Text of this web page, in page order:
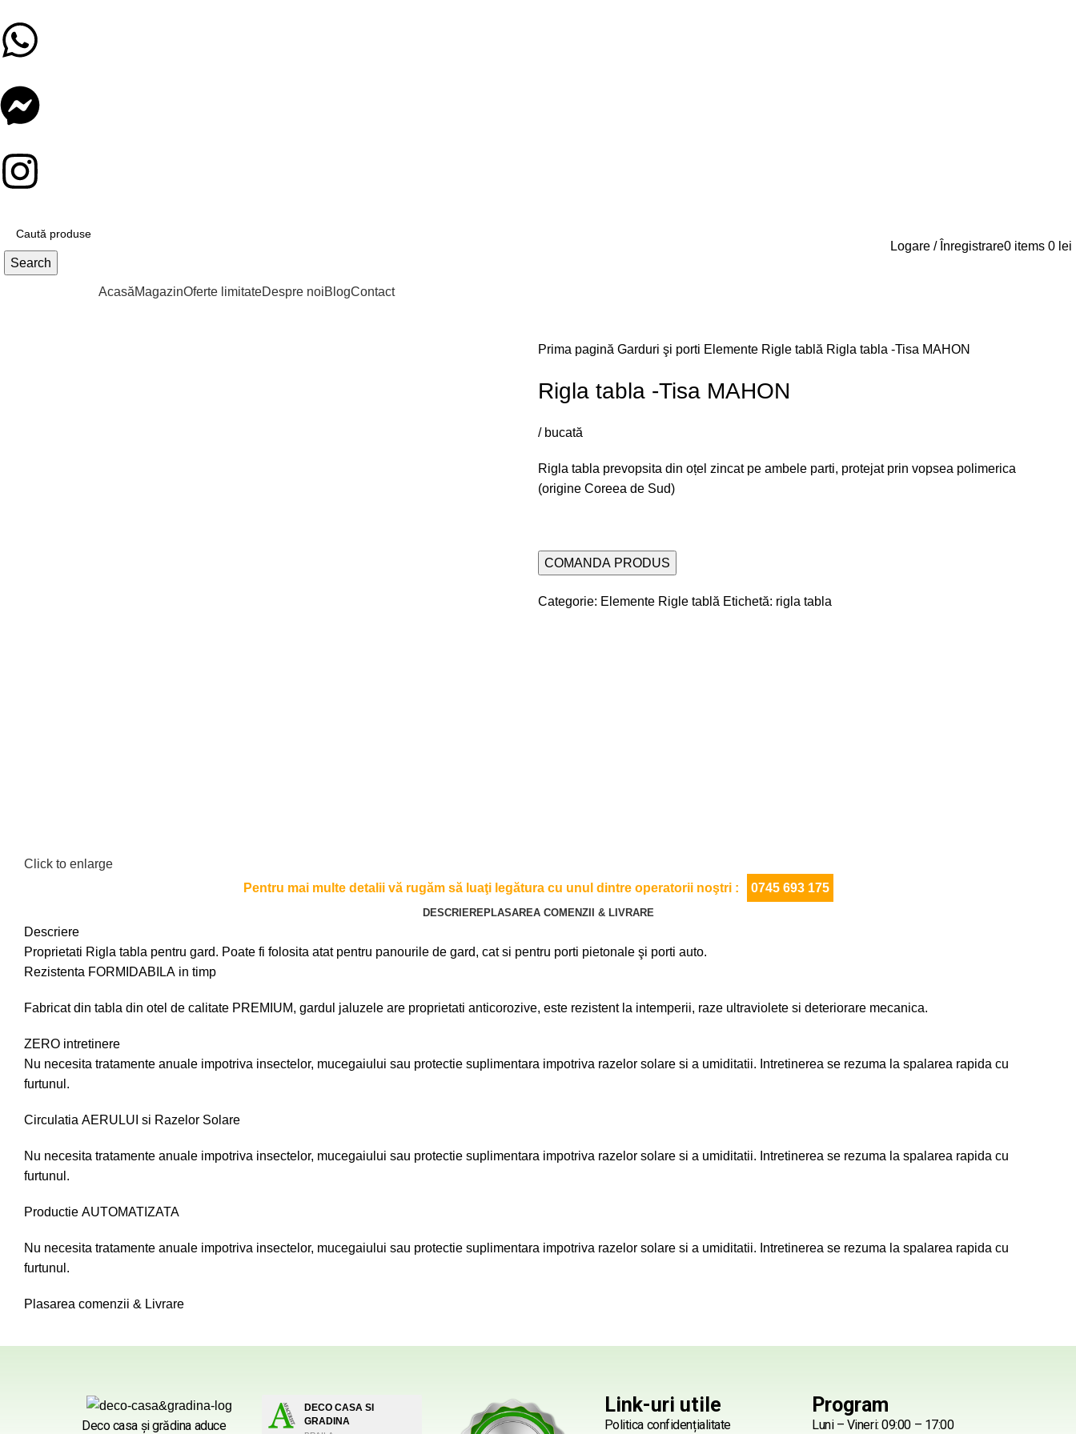
Search
Logare / Înregistrare0 items 0 lei
AcasăMagazinOferte limitateDespre noiBlogContact
Click to enlarge
Prima pagină Garduri şi porti Elemente Rigle tablă Rigla tabla -Tisa MAHON
Rigla tabla -Tisa MAHON
/ bucată
Rigla tabla prevopsita din oțel zincat pe ambele parti, protejat prin vopsea polimerica
(origine Coreea de Sud)
COMANDA PRODUS
Categorie: Elemente Rigle tablă Etichetă: rigla tabla
Pentru mai multe detalii vă rugăm să luaţi legătura cu unul dintre operatorii noştri : 0745 693 175
DESCRIEREPLASAREA COMENZII & LIVRARE
Descriere
Proprietati Rigla tabla pentru gard. Poate fi folosita atat pentru panourile de gard, cat si pentru porti pietonale şi porti auto.
Rezistenta FORMIDABILA in timp
Fabricat din tabla din otel de calitate PREMIUM, gardul jaluzele are proprietati anticorozive, este rezistent la intemperii, raze ultraviolete si deteriorare mecanica.
ZERO intretinere
Nu necesita tratamente anuale impotriva insectelor, mucegaiului sau protectie suplimentara impotriva razelor solare si a umiditatii. Intretinerea se rezuma la spalarea rapida cu
furtunul.
Circulatia AERULUI si Razelor Solare
Nu necesita tratamente anuale impotriva insectelor, mucegaiului sau protectie suplimentara impotriva razelor solare si a umiditatii. Intretinerea se rezuma la spalarea rapida cu
furtunul.
Productie AUTOMATIZATA
Nu necesita tratamente anuale impotriva insectelor, mucegaiului sau protectie suplimentara impotriva razelor solare si a umiditatii. Intretinerea se rezuma la spalarea rapida cu
furtunul.
Plasarea comenzii & Livrare
Deco casa şi grădina aduce
DECO CASA SI
GRADINA
Link-uri utile
Politica confidențialitate
Program
Luni – Vineri: 09:00 – 17:00